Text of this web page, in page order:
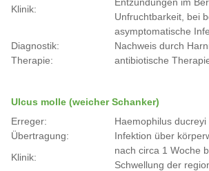
Klinik:
Unfruchtbarkeit, bei
asymptomatische
Diagnostik:
Nachweis durch
Therapie:
antibiotische
Ulcus molle (weicher Schanker)
Erreger:
Haemophilus ducreyi
Übertragung:
Infektion über
Klinik:
nach circa 1 Woche
Schwellung der